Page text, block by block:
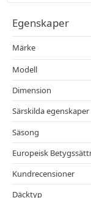
Egenskaper
Märke
Modell
Dimension
Särskilda egenskaper
Säsong
Europeisk
Kundrecensioner
Däcktyp